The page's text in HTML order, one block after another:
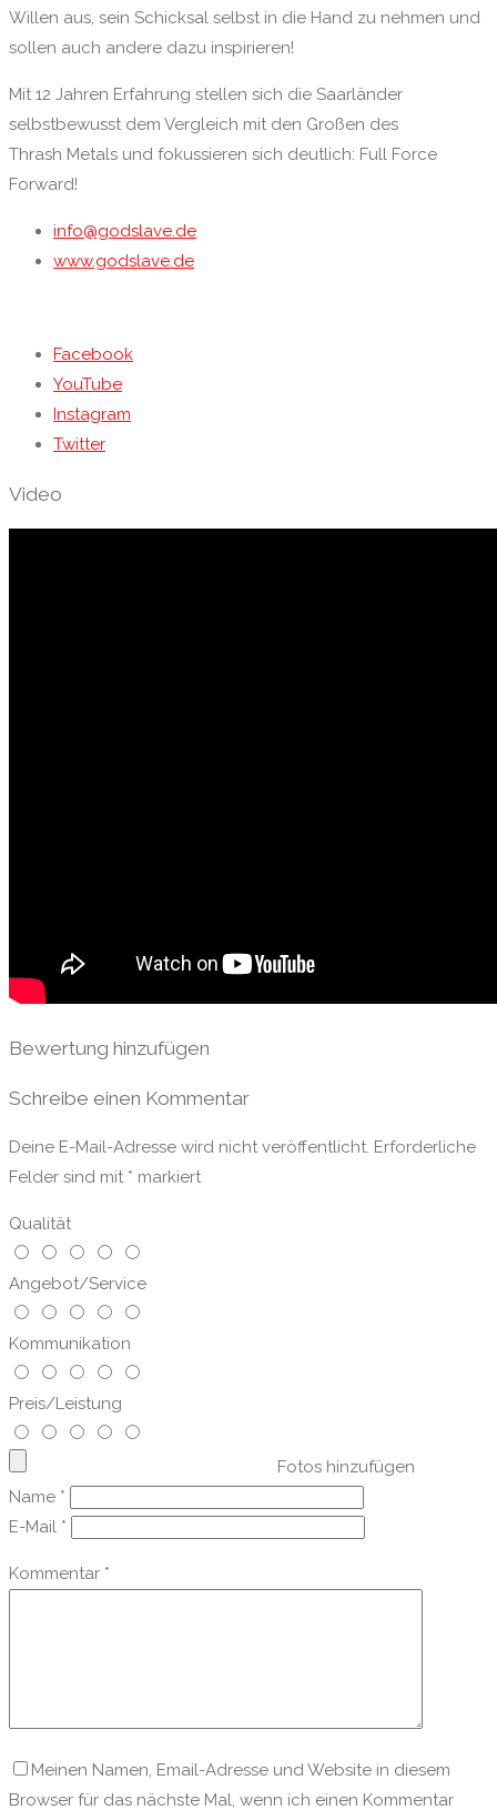
Willen aus, sein Schicksal selbst in die Hand zu nehmen und
sollen auch andere dazu inspirieren!
Mit 12 Jahren Erfahrung stellen sich die Saarländer
selbstbewusst dem Vergleich mit den Großen des
Thrash Metals und fokussieren sich deutlich: Full Force
Forward!
info@godslave.de
www.godslave.de
Facebook
YouTube
Instagram
Twitter
Video
Bewertung hinzufügen
Schreibe einen Kommentar
Deine E-Mail-Adresse wird nicht veröffentlicht. Erforderliche
Felder sind mit * markiert
Qualität
Angebot/Service
Kommunikation
Preis/Leistung
Fotos hinzufügen
Name *
E-Mail *
Kommentar *
Meinen Namen, Email-Adresse und Website in diesem
Browser für das nächste Mal, wenn ich einen Kommentar